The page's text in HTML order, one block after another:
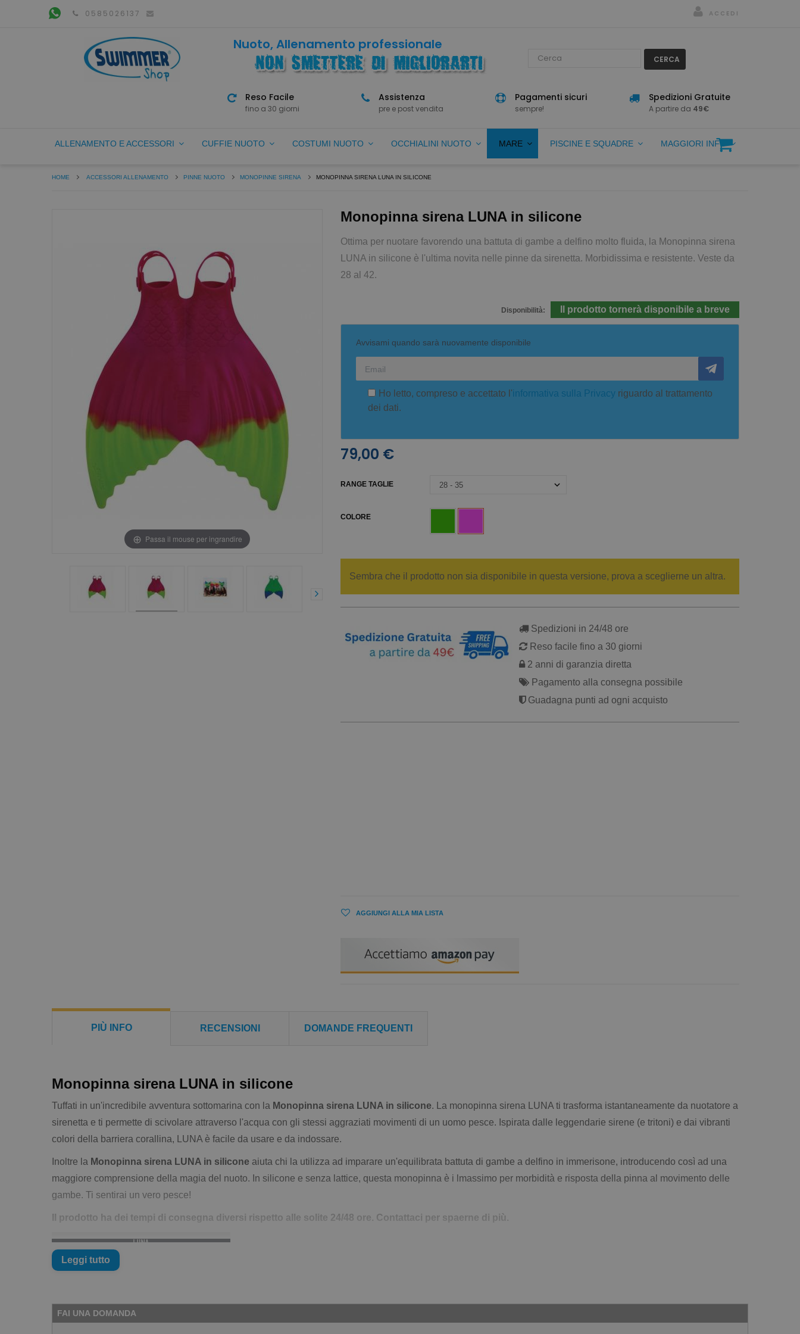
0585026137 ACCEDI
Nuoto, Allenamento professionale
CERCA
Reso Facile
fino a 30 giorni
Assistenza
pre e post vendita
Pagamenti sicuri
sempre!
Spedizioni Gratuite
A partire da 49€
ALLENAMENTO E ACCESSORI CUFFIE NUOTO COSTUMI NUOTO OCCHIALINI NUOTO MARE PISCINE E SQUADRE MAGGIORI INFO
HOME ACCESSORI ALLENAMENTO PINNE NUOTO MONOPINNE SIRENA MONOPINNA SIRENA LUNA IN SILICONE
Passa il mouse per ingrandire
Monopinna sirena LUNA in silicone
Ottima per nuotare favorendo una battuta di gambe a delfino molto fluida, la Monopinna sirena
LUNA in silicone è l'ultima novita nelle pinne da sirenetta. Morbidissima e resistente. Veste da
28 al 42.
Disponibilità: Il prodotto tornerà disponibile a breve
Avvisami quando sarà nuovamente disponibile
Ho letto, compreso e accettato l'informativa sulla Privacy riguardo al trattamento
dei dati.
79,00 €
RANGE TAGLIE
COLORE
Sembra che il prodotto non sia disponibile in questa versione, prova a sceglierne un altra.
Spedizioni in 24/48 ore
Reso facile fino a 30 giorni
2 anni di garanzia diretta
Pagamento alla consegna possibile
Guadagna punti ad ogni acquisto
AGGIUNGI ALLA MIA LISTA
PIÙ INFO RECENSIONI DOMANDE FREQUENTI
Monopinna sirena LUNA in silicone
Tuffati in un'incredibile avventura sottomarina con la Monopinna sirena LUNA in silicone. La monopinna sirena LUNA ti trasforma istantaneamente da nuotatore a
sirenetta e ti permette di scivolare attraverso l'acqua con gli stessi aggraziati movimenti di un uomo pesce. Ispirata dalle leggendarie sirene (e tritoni) e dai vibranti
colori della barriera corallina, LUNA è facile da usare e da indossare.
Inoltre la Monopinna sirena LUNA in silicone aiuta chi la utilizza ad imparare un'equilibrata battuta di gambe a delfino in immerisone, introducendo così ad una
maggiore comprensione della magia del nuoto. In silicone e senza lattice, questa monopinna è i lmassimo per morbidità e risposta della pinna al movimento delle
gambe. Ti sentirai un vero pesce!
Il prodotto ha dei tempi di consegna diversi rispetto alle solite 24/48 ore. Contattaci per spaerne di più.
Leggi tutto
FAI UNA DOMANDA